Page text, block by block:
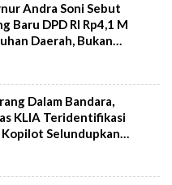
Andra Soni Sebut
Baru DPD RI Rp4,1 M
Daerah, Bukan
Dalam Bandara,
KLIA Teridentifikasi
Selundupkan
ke Indonesia